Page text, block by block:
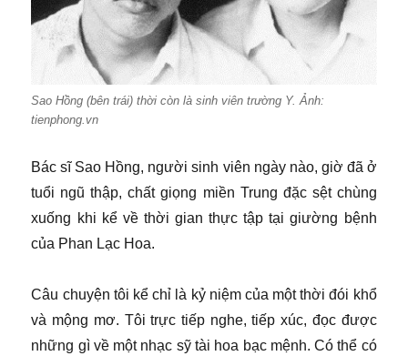
Sao Hồng (bên trái) thời còn là sinh viên trường Y. Ảnh:
tienphong.vn
Bác sĩ Sao Hồng, người sinh viên ngày nào, giờ đã ở
tuổi ngũ thập, chất giọng miền Trung đặc sệt chùng
xuống khi kể về thời gian thực tập tại giường bệnh
của Phan Lạc Hoa.
Câu chuyện tôi kể chỉ là kỷ niệm của một thời đói khổ
và mộng mơ. Tôi trực tiếp nghe, tiếp xúc, đọc được
những gì về một nhạc sỹ tài hoa bạc mệnh. Có thể có